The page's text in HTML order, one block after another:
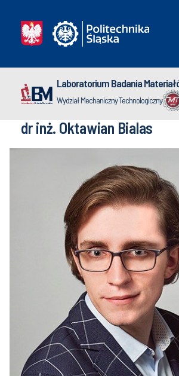
Laboratorium Badania
Wydział Mechaniczny Technologiczny
dr inż. Oktawian Bialas